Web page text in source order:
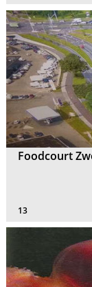
Foodcourt
13